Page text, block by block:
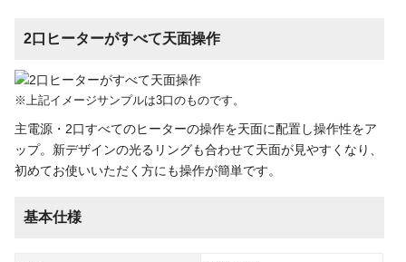
2口ヒーターがすべて天面操作
※上記イメージサンプルは3口のものです。
主電源・2口すべてのヒーターの操作を天面に配置し操作性をア
ップ。新デザインの光るリングも合わせて天面が見やすくなり、
初めてお使いいただく方にも操作が簡単です。
基本仕様